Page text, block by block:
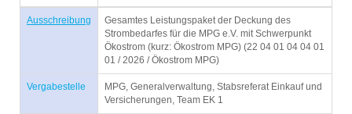
Ausschreibung
Gesamtes Leistungspaket der Deckung des
Strombedarfes für die MPG e.V. mit Schwerpunkt
Ökostrom (kurz: Ökostrom MPG) (22 04 01 04 04 01
01 / 2026 / Ökostrom MPG)
Vergabestelle
MPG, Generalverwaltung, Stabsreferat Einkauf und
Versicherungen, Team EK 1